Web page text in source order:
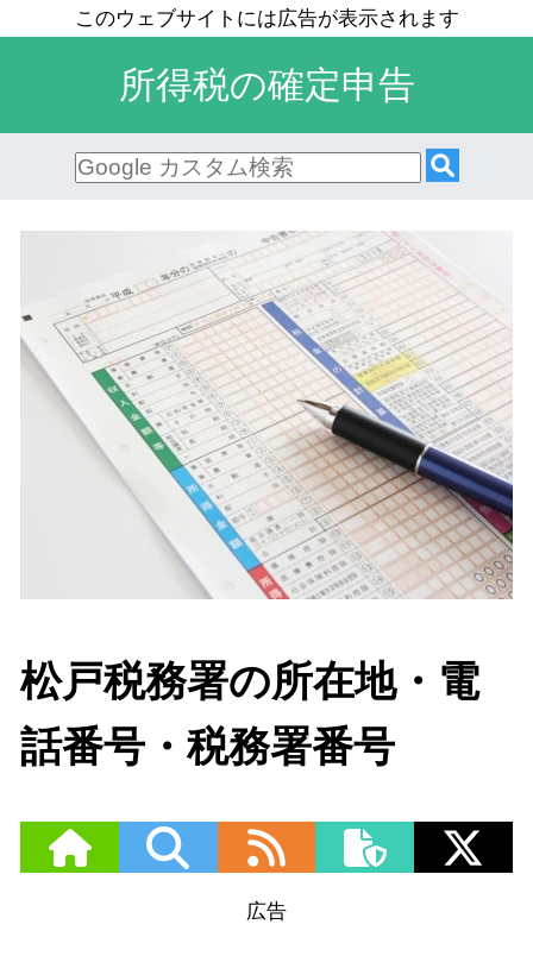
所得税の確定申告
松戸税務署の所在地・電
話番号・税務署番号